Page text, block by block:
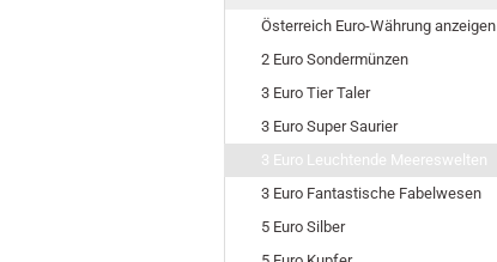
Österreich Euro-Währung anzeigen
2 Euro Sondermünzen
3 Euro Tier Taler
3 Euro Super Saurier
3 Euro Leuchtende Meereswelten
3 Euro Fantastische Fabelwesen
5 Euro Silber